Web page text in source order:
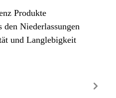
Produkte
Niederlassungen
und Langlebigkeit